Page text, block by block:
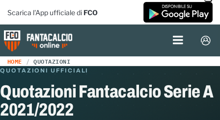
Scarica l'App ufficiale di FCO
HOME QUOTAZIONI
QUOTAZIONI UFFICIALI
Quotazioni Fantacalcio Serie A
2021/2022